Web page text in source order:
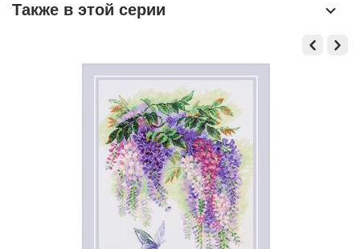
Е
Также в этой серии